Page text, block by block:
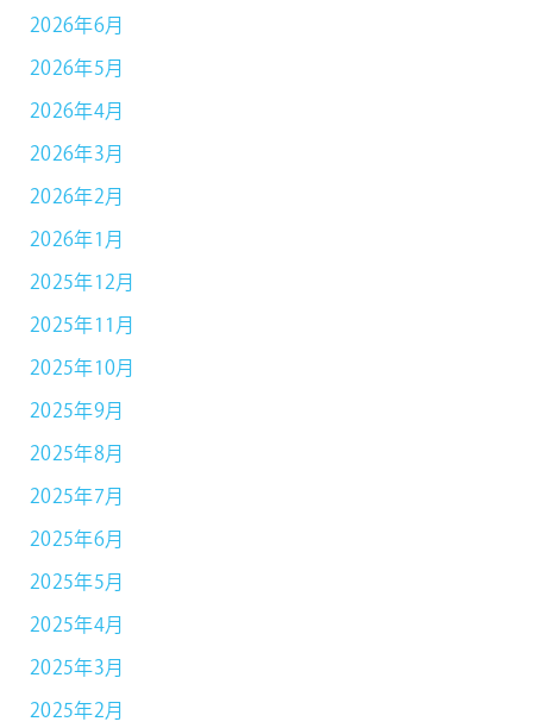
2026年6月
2026年5月
2026年4月
2026年3月
2026年2月
2026年1月
2025年12月
2025年11月
2025年10月
2025年9月
2025年8月
2025年7月
2025年6月
2025年5月
2025年4月
2025年3月
2025年2月